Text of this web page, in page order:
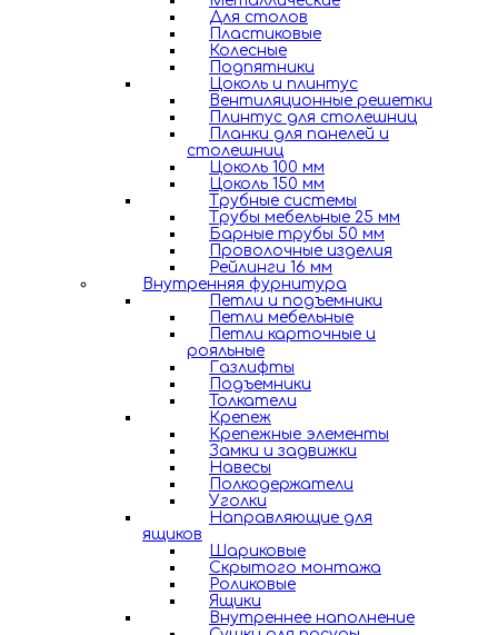
Для столов
Пластиковые
Колесные
Подпятники
Цоколь и плинтус
Вентиляционные решетки
Плинтус для столешниц
Планки для панелей и
столешниц
Цоколь 100 мм
Цоколь 150 мм
Трубные системы
Трубы мебельные 25 мм
Барные трубы 50 мм
Проволочные изделия
Рейлинги 16 мм
Внутренняя фурнитура
Петли и подъемники
Петли мебельные
Петли карточные и
рояльные
Газлифты
Подъемники
Толкатели
Крепеж
Крепежные элементы
Замки и задвижки
Навесы
Полкодержатели
Уголки
Направляющие для
ящиков
Шариковые
Скрытого монтажа
Роликовые
Ящики
Внутреннее наполнение